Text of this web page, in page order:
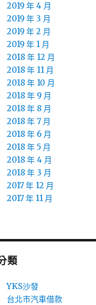
2019 年 4 月
2019 年 3 月
2019 年 2 月
2019 年 1 月
2018 年 12 月
2018 年 11 月
2018 年 10 月
2018 年 9 月
2018 年 8 月
2018 年 7 月
2018 年 6 月
2018 年 5 月
2018 年 4 月
2018 年 3 月
2017 年 12 月
2017 年 11 月
類
YKS沙發
台北市汽車借款